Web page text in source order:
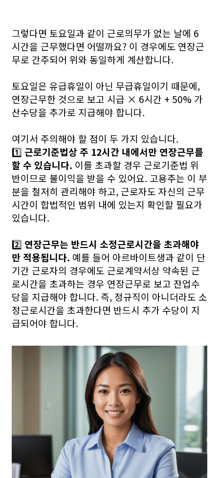
그렇다면 토요일과 같이 근로의무가 없는 날에 6
시간을 근무했다면 어떨까요? 이 경우에도 연장근
무로 간주되어 위와 동일하게 계산합니다.
토요일은 유급휴일이 아닌 무급휴일이기 때문에,
연장근무한 것으로 보고 시급 × 6시간 + 50% 가
산수당을 추가로 지급해야 합니다.
여기서 주의해야 할 점이 두 가지 있습니다.
1️⃣ 근로기준법상 주 12시간 내에서만 연장근무를
할 수 있습니다. 이를 초과할 경우 근로기준법 위
반이므로 불이익을 받을 수 있어요. 고용주는 이 부
분을 철저히 관리해야 하고, 근로자도 자신의 근무
시간이 합법적인 범위 내에 있는지 확인할 필요가
있습니다.
2️⃣ 연장근무는 반드시 소정근로시간을 초과해야
만 적용됩니다. 예를 들어 아르바이트생과 같이 단
기간 근로자의 경우에도 근로계약서상 약속된 근
로시간을 초과하는 경우 연장근무로 보고 잔업수
당을 지급해야 합니다. 즉, 정규직이 아니더라도 소
정근로시간을 초과한다면 반드시 추가 수당이 지
급되어야 합니다.